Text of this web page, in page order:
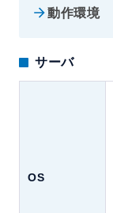
動作環境
サーバ
OS